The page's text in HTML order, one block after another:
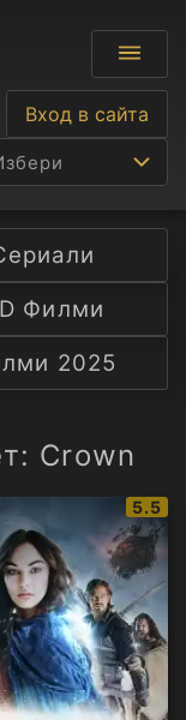
С
Вход в сайта
Филми
2025
Crown
IMDb
5.5